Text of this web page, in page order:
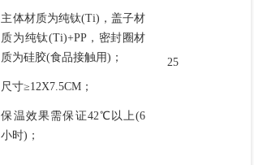
主体材质为纯钛(Ti)，盖子材
质为纯钛(Ti)+PP，密封圈材
质为硅胶(食品接触用)；
尺寸≥12X7.5CM；
保温效果需保证42℃以上(6
小时)；
25